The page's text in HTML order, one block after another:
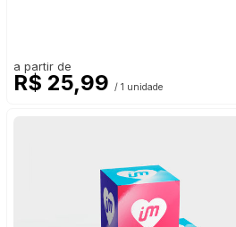
a partir de
R$ 25,99 / 1 unidade